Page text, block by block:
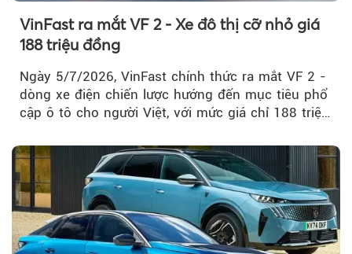
VinFast ra mắt VF 2 - Xe đô thị cỡ nhỏ giá
188 triệu đồng
Ngày 5/7/2026, VinFast chính thức ra mắt VF 2 -
dòng xe điện chiến lược hướng đến mục tiêu phổ
cập ô tô cho người Việt, với mức giá chỉ 188 triệu